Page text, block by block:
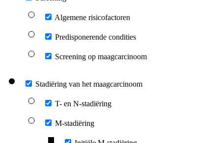
Algemene risicofactoren
Predisponerende condities
Screening op maagcarcinoom
Stadiëring van het maagcarcinoom
T- en N-stadiëring
M-stadiëring